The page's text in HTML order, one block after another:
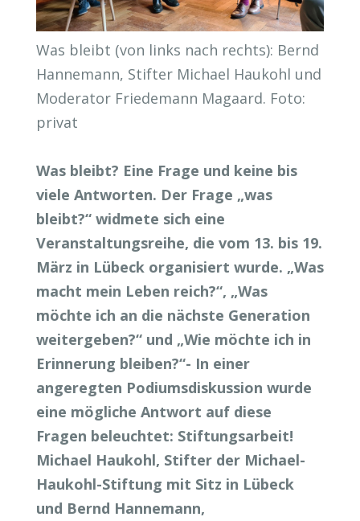
Was bleibt (von links nach rechts): Bernd
Hannemann, Stifter Michael Haukohl und
Moderator Friedemann Magaard. Foto:
privat
Was bleibt? Eine Frage und keine bis
viele Antworten. Der Frage „was
bleibt?“ widmete sich eine
Veranstaltungsreihe, die vom 13. bis 19.
März in Lübeck organisiert wurde. „Was
macht mein Leben reich?“, „Was
möchte ich an die nächste Generation
weitergeben?“ und „Wie möchte ich in
Erinnerung bleiben?“- In einer
angeregten Podiumsdiskussion wurde
eine mögliche Antwort auf diese
Fragen beleuchtet: Stiftungsarbeit!
Michael Haukohl, Stifter der Michael-
Haukohl-Stiftung mit Sitz in Lübeck
und Bernd Hannemann,